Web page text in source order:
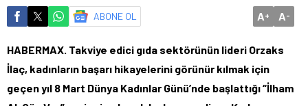
ABONE OL A+ A-
HABERMAX. Takviye edici gıda sektörünün lideri Orzaks
İlaç, kadınların başarı hikayelerini görünür kılmak için
geçen yıl 8 Mart Dünya Kadınlar Günü’nde başlattığı “İlham